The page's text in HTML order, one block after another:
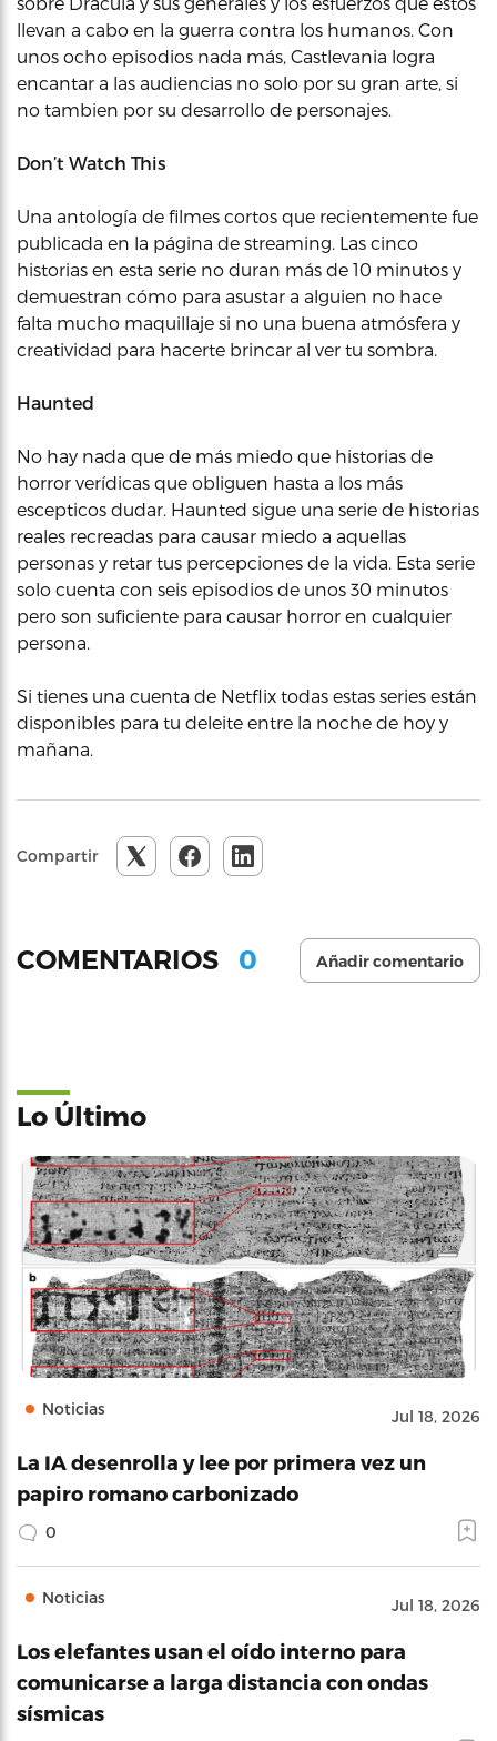
llevan a cabo en la guerra contra los humanos. Con
unos ocho episodios nada más, Castlevania logra
encantar a las audiencias no solo por su gran arte, si
no tambien por su desarrollo de personajes.
Don’t Watch This
Una antología de filmes cortos que recientemente fue
publicada en la página de streaming. Las cinco
historias en esta serie no duran más de 10 minutos y
demuestran cómo para asustar a alguien no hace
falta mucho maquillaje si no una buena atmósfera y
creatividad para hacerte brincar al ver tu sombra.
Haunted
No hay nada que de más miedo que historias de
horror verídicas que obliguen hasta a los más
escepticos dudar. Haunted sigue una serie de historias
reales recreadas para causar miedo a aquellas
personas y retar tus percepciones de la vida. Esta serie
solo cuenta con seis episodios de unos 30 minutos
pero son suficiente para causar horror en cualquier
persona.
Si tienes una cuenta de Netflix todas estas series están
disponibles para tu deleite entre la noche de hoy y
mañana.
Compartir
COMENTARIOS 0 Añadir comentario
Lo Último
Noticias Jul 18, 2026
La IA desenrolla y lee por primera vez un
papiro romano carbonizado
0
Noticias Jul 18, 2026
Los elefantes usan el oído interno para
comunicarse a larga distancia con ondas
sísmicas